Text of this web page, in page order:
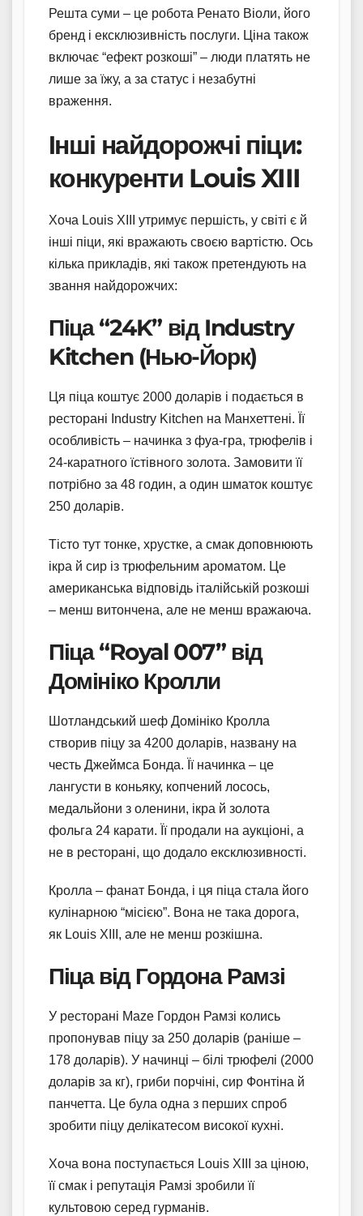
Решта суми – це робота Ренато Віоли, його
бренд і ексклюзивність послуги. Ціна також
включає “ефект розкоші” – люди платять не
лише за їжу, а за статус і незабутні
враження.
Інші найдорожчі піци:
конкуренти Louis XIII
Хоча Louis XIII утримує першість, у світі є й
інші піци, які вражають своєю вартістю. Ось
кілька прикладів, які також претендують на
звання найдорожчих:
Піца “24K” від Industry
Kitchen (Нью-Йорк)
Ця піца коштує 2000 доларів і подається в
ресторані Industry Kitchen на Манхеттені. Її
особливість – начинка з фуа-гра, трюфелів і
24-каратного їстівного золота. Замовити її
потрібно за 48 годин, а один шматок коштує
250 доларів.
Тісто тут тонке, хрустке, а смак доповнюють
ікра й сир із трюфельним ароматом. Це
американська відповідь італійській розкоші
– менш витончена, але не менш вражаюча.
Піца “Royal 007” від
Домініко Кролли
Шотландський шеф Домініко Кролла
створив піцу за 4200 доларів, названу на
честь Джеймса Бонда. Її начинка – це
лангусти в коньяку, копчений лосось,
медальйони з оленини, ікра й золота
фольга 24 карати. Її продали на аукціоні, а
не в ресторані, що додало ексклюзивності.
Кролла – фанат Бонда, і ця піца стала його
кулінарною “місією”. Вона не така дорога,
як Louis XIII, але не менш розкішна.
Піца від Гордона Рамзі
У ресторані Maze Гордон Рамзі колись
пропонував піцу за 250 доларів (раніше –
178 доларів). У начинці – білі трюфелі (2000
доларів за кг), гриби порчіні, сир Фонтіна й
панчетта. Це була одна з перших спроб
зробити піцу делікатесом високої кухні.
Хоча вона поступається Louis XIII за ціною,
її смак і репутація Рамзі зробили її
культовою серед гурманів.